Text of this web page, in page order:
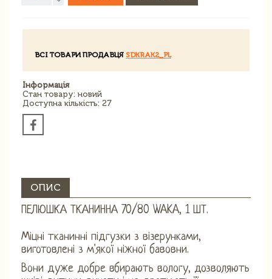
ВСІ ТОВАРИ ПРОДАВЦЯ SDKRAK2_PL
Інформація
Стан товару: новий
Доступна кількість: 27
ОПИС
ПЕЛЮШКА ТКАНИННА 70/80 WAKA, 1 ШТ.
Міцні тканинні підгузки з візерунками,
виготовлені з м'якої ніжної бавовни.
Вони дуже добре вбирають вологу, дозволяють